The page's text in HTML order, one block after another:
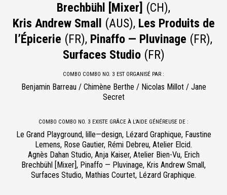
Brechbühl [Mixer] (CH),
Kris Andrew Small
(AUS), Les Produits de
l’Épicerie (FR), Pinaffo — Pluvinage (FR),
Surfaces Studio(FR)
COMBO COMBO NO. 3 EST ORGANISÉ PAR :
Benjamin Barreau / Chimène Berthe / Nicolas Millot / Jane
Secret
COMBO COMBO NO. 3 EXISTE GRÂCE À L’AIDE GÉNÉREUSE DE :
Le Grand Playground, lille—design, Lézard Graphique, Faustine
Lemens, Rose Gautier, Rémi Debreu, Atelier Elcid.
Agnès Dahan Studio, Anja Kaiser, Atelier Bien-Vu, Erich
Brechbühl [Mixer], Pinaffo — Pluvinage, Kris Andrew Small,
Surfaces Studio, Mathias Courtet, Lézard Graphique.